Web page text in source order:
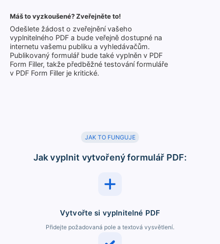
Máš to vyzkoušené? Zveřejněte to!
Odešlete žádost o zveřejnění vašeho
vyplnitelného PDF a bude veřejně dostupné na
internetu vašemu publiku a vyhledávačům.
Publikovaný formulář bude také vyplněn v PDF
Form Filler, takže předběžné testování formuláře
v PDF Form Filler je kritické.
JAK TO FUNGUJE
Jak vyplnit vytvořený formulář PDF:
Vytvořte si vyplnitelné PDF
Přidejte požadovaná pole a textová vysvětlení.